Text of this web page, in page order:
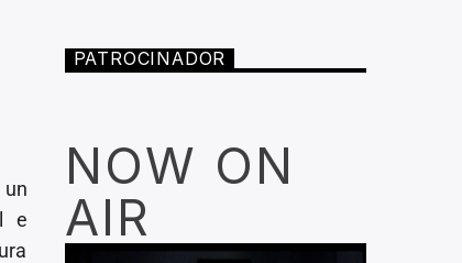
e
PATROCINADOR
NOW ON
AIR